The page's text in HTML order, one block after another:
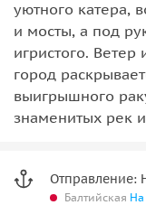
уютного катера,
и мосты, а под
игристого. Ветер
город
выигрышного
знаменитых рек
Отправление:
Балтийская На